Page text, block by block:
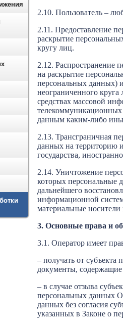
2.10. Пользователь –
2.11. Предоставление
раскрытие
кругу лиц.
2.12. Распространение
на раскрытие
персональных данных)
неограниченного
средствах массовой
телекоммуникационных
данным каким-либо
2.13. Трансграничная
данных на территорию
государства,
2.14. Уничтожение
которых персональные
дальнейшего
информационной
материальные
3. Основные права и
3.1. Оператор имеет
– получать от
документы,
– в случае отзыва
персональных данных
данных без согласия
указанных в Законе о